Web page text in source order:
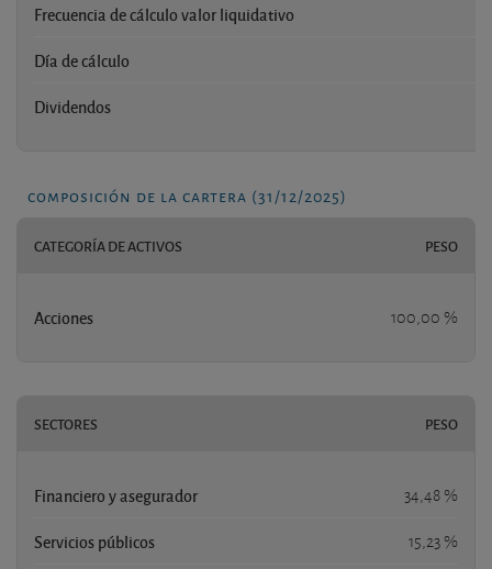
Frecuencia de cálculo valor liquidativo
Día de cálculo
Dividendos
composición de la cartera (31/12/2025)
CATEGORÍA DE ACTIVOS PESO
Acciones 100,00 %
SECTORES PESO
Financiero y asegurador 34,48 %
Servicios públicos 15,23 %